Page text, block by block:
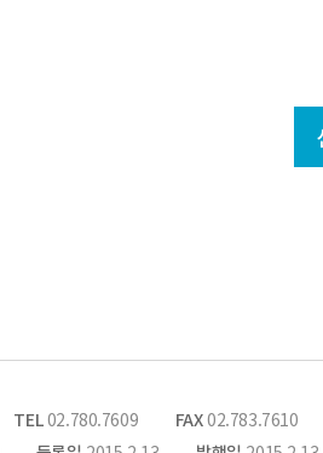
TEL02.780.7609 FAX02.783.7610